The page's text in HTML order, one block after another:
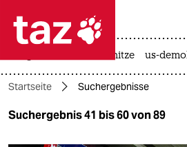
 taz zahl ich
taz zahl ich
themen
hitze us-
Startseite Suchergebnisse
Suchergebnis 41 bis 60 von 89